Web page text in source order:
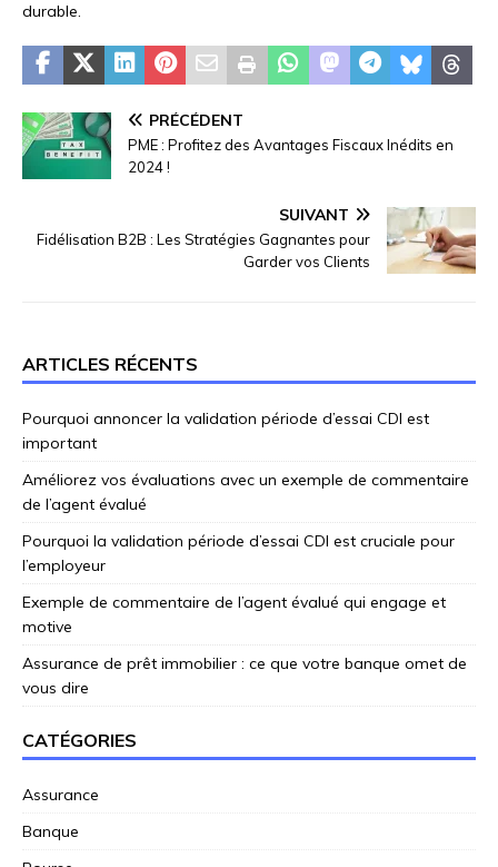
durable.
PRÉCÉDENT
PME : Profitez des Avantages Fiscaux Inédits en
2024 !
SUIVANT
Fidélisation B2B : Les Stratégies Gagnantes pour
Garder vos Clients
ARTICLES RÉCENTS
Pourquoi annoncer la validation période d’essai CDI est
important
Améliorez vos évaluations avec un exemple de commentaire
de l’agent évalué
Pourquoi la validation période d’essai CDI est cruciale pour
l’employeur
Exemple de commentaire de l’agent évalué qui engage et
motive
Assurance de prêt immobilier : ce que votre banque omet de
vous dire
CATÉGORIES
Assurance
Banque